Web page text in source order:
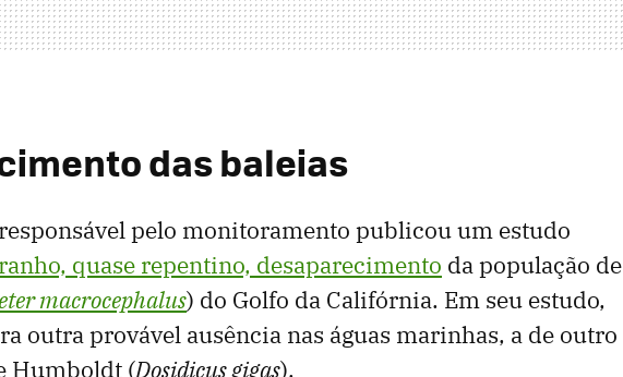
das baleias
pelo monitoramento publicou um estudo
quase repentino, desaparecimento da população de
macrocephalus) do Golfo da Califórnia. Em seu estudo,
outra provável ausência nas águas marinhas, a de outro
Humboldt (Dosidicus gigas).